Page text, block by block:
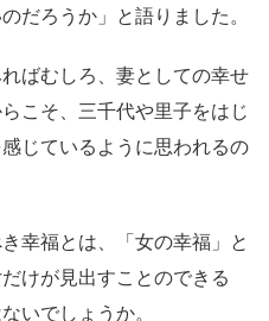
だろうか」と語りました。
ばむしろ、妻としての幸せ
こそ、三千代や里子をはじ
じているように思われるの
幸福とは、「女の幸福」と
けが見出すことのできる
いでしょうか。